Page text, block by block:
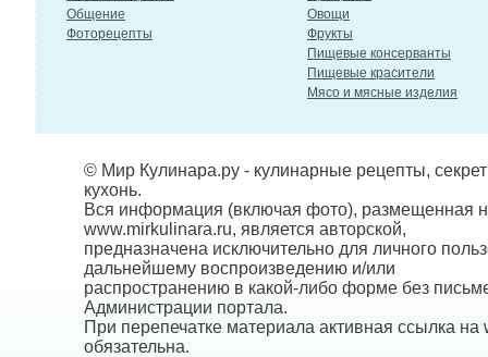
Общение
Фоторецепты
Овощи
Фрукты
Пищевые консерванты
Пищевые красители
Мясо и мясные изделия
© Мир Кулинара.ру - кулинарные рецепты,
кухонь.
Вся информация (включая фото), размещенная
www.mirkulinara.ru, является авторской,
предназначена исключительно для личного
дальнейшему воспроизведению и/или
распространению в какой-либо форме без
Администрации портала.
При перепечатке материала активная ссылка на
обязательна.